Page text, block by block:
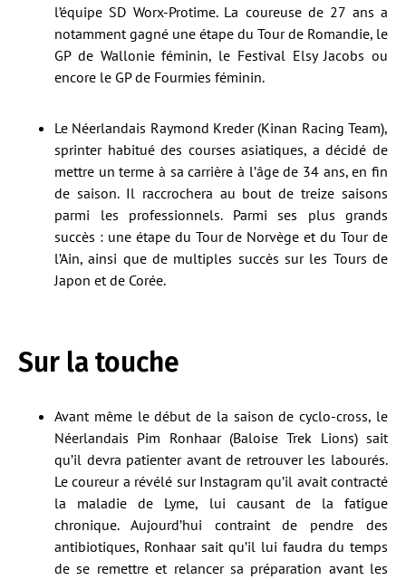
l’équipe SD Worx-Protime. La coureuse de 27 ans a
notamment gagné une étape du Tour de Romandie, le
GP de Wallonie féminin, le Festival Elsy Jacobs ou
encore le GP de Fourmies féminin.
Le Néerlandais Raymond Kreder (Kinan Racing Team),
sprinter habitué des courses asiatiques, a décidé de
mettre un terme à sa carrière à l’âge de 34 ans, en fin
de saison. Il raccrochera au bout de treize saisons
parmi les professionnels. Parmi ses plus grands
succès : une étape du Tour de Norvège et du Tour de
l’Ain, ainsi que de multiples succès sur les Tours de
Japon et de Corée.
Sur la touche
Avant même le début de la saison de cyclo-cross, le
Néerlandais Pim Ronhaar (Baloise Trek Lions) sait
qu’il devra patienter avant de retrouver les labourés.
Le coureur a révélé sur Instagram qu’il avait contracté
la maladie de Lyme, lui causant de la fatigue
chronique. Aujourd’hui contraint de pendre des
antibiotiques, Ronhaar sait qu’il lui faudra du temps
de se remettre et relancer sa préparation avant les